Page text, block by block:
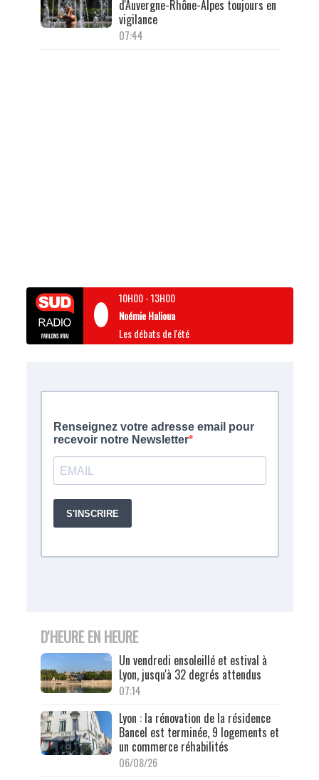
d'Auvergne-Rhône-Alpes toujours en
vigilance
07:44
10H00-13H00
Noémie Halioua
Les débats de l'été
D'HEURE EN HEURE
Un vendredi ensoleillé et estival à
Lyon, jusqu'à 32 degrés attendus
07:14
Lyon : la rénovation de la résidence
Bancel est terminée, 9 logements et
un commerce réhabilités
06/08/26